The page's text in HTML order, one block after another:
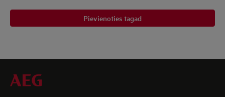
Pievienoties tagad